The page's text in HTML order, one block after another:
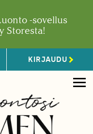
-sovellus
Storesta!
KIRJAUDU